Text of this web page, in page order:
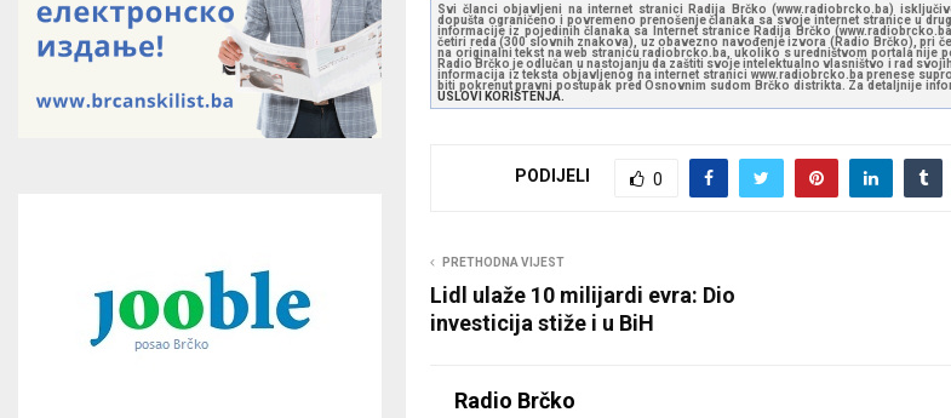
Svi članci objavljeni na internet stranici Radija Brčko (www.radiobrcko.ba)
dopušta ograničeno i povremeno prenošenje članaka sa svoje internet stranice u
informacije iz pojedinih članaka sa Internet stranice Radija Brčko
četiri reda (300 slovnih znakova), uz obavezno navođenje izvora (Radio Brčko), pri
na originalni tekst na web stranicu radiobrcko.ba, ukoliko s uredništvom portala nije
Radio Brčko je odlučan u nastojanju da zaštiti svoje intelektualno vlasništvo i rad
informacija iz teksta objavljenog na internet stranici www.radiobrcko.ba prenese
biti pokrenut pravni postupak pred Osnovnim sudom Brčko distrikta. Za detaljnije
USLOVI KORIŠTENJA.
PODIJELI 0
PRETHODNA VIJEST
Lidl ulaže 10 milijardi evra: Dio
investicija stiže i u BiH
Radio Brčko